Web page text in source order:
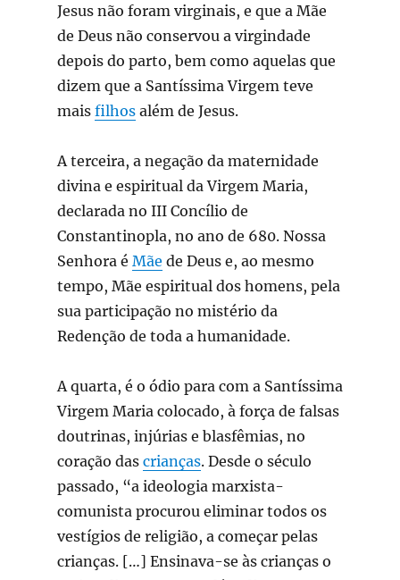
Jesus não foram virginais, e que a Mãe
de Deus não conservou a virgindade
depois do parto, bem como aquelas que
dizem que a Santíssima Virgem teve
mais filhosalém de Jesus.
A terceira, a negação da maternidade
divina e espiritual da Virgem Maria,
declarada no III Concílio de
Constantinopla, no ano de 680. Nossa
Senhora é Mãe de Deus e, ao mesmo
tempo, Mãe espiritual dos homens, pela
sua participação no mistério da
Redenção de toda a humanidade.
A quarta, é o ódio para com a Santíssima
Virgem Maria colocado, à força de falsas
doutrinas, injúrias e blasfêmias, no
coração das crianças. Desde o século
passado, “a ideologia marxista-
comunista procurou eliminar todos os
vestígios de religião, a começar pelas
crianças. […] Ensinava-se às crianças o